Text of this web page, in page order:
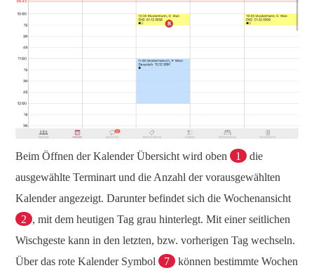
Beim Öffnen der Kalender Übersicht wird oben 1
die
ausgewählte Terminart und die Anzahl der vorausgewählten
Kalender angezeigt. Darunter befindet sich die Wochenansicht
2 , mit dem heutigen Tag grau hinterlegt. Mit einer seitlichen
Wischgeste kann in den letzten, bzw. vorherigen Tag wechseln.
Über das rote Kalender Symbol
7
können bestimmte Wochen